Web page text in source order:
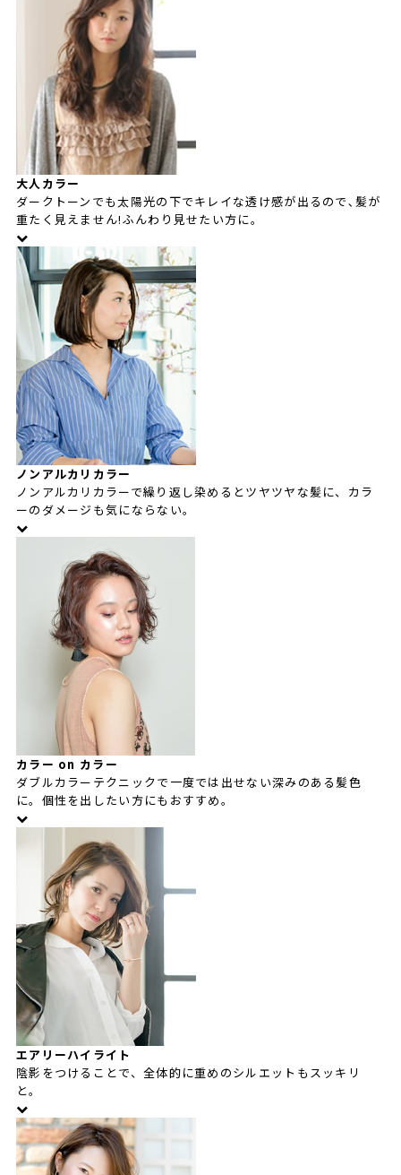
大人カラー
ダークトーンでも太陽光の下でキレイな透け感が出るので､髪が
重たく見えません!ふんわり見せたい方に｡
ノンアルカリカラー
ノンアルカリカラーで繰り返し染めるとツヤツヤな髪に、カラ
ーのダメージも気にならない。
カラー on カラー
ダブルカラーテクニックで一度では出せない深みのある髪色
に。個性を出したい方にもおすすめ。
エアリーハイライト
陰影をつけることで、全体的に重めのシルエットもスッキリ
と。